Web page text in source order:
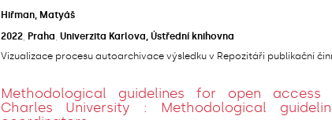
Hiřman, Matyáš
2022, Praha Univerzita Karlova, Ústřední knihovna
Vizualizace procesu autoarchivace výsledku v Repozitáři publikační
Methodological guidelines for open
Charles University : Methodological